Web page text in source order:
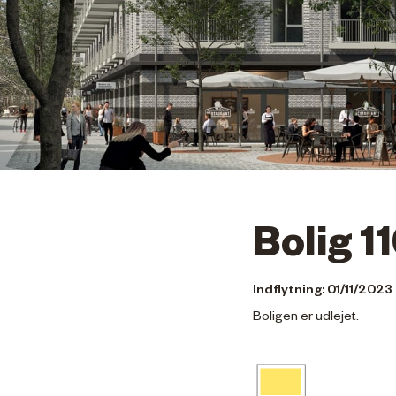
Bolig
Indflytning: 01/11/2023
Boligen er udlejet.